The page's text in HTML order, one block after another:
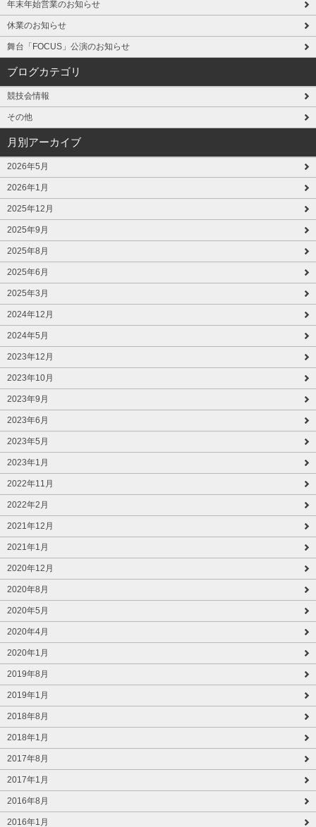
年末年始営業のお知らせ
休業のお知らせ
舞台「FOCUS」公演のお知らせ
ブログカテゴリ
競技会情報
その他
月別アーカイブ
2026年5月
2026年1月
2025年12月
2025年9月
2025年8月
2025年6月
2025年3月
2024年12月
2024年5月
2023年12月
2023年10月
2023年9月
2023年6月
2023年5月
2023年1月
2022年11月
2022年2月
2021年12月
2021年1月
2020年12月
2020年8月
2020年5月
2020年4月
2020年1月
2019年8月
2019年1月
2018年8月
2018年1月
2017年8月
2017年1月
2016年8月
2016年1月